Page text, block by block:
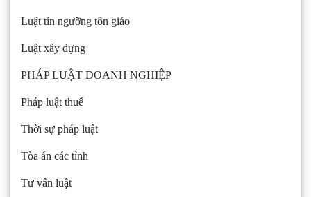
Luật tín ngưỡng tôn giáo
Luật xây dựng
PHÁP LUẬT DOANH NGHIỆP
Pháp luật thuế
Thời sự pháp luật
Tòa án các tỉnh
Tư vấn luật